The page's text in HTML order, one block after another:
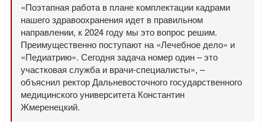
«Поэтапная работа в плане комплектации кадрами
нашего здравоохранения идет в правильном
направлении, к 2024 году мы это вопрос решим.
Преимущественно поступают на «Лечебное дело» и
«Педиатрию». Сегодня задача номер один – это
участковая служба и врачи-специалисты», –
объяснил ректор Дальневосточного государственного
медицинского университета Константин
Жмеренецкий.